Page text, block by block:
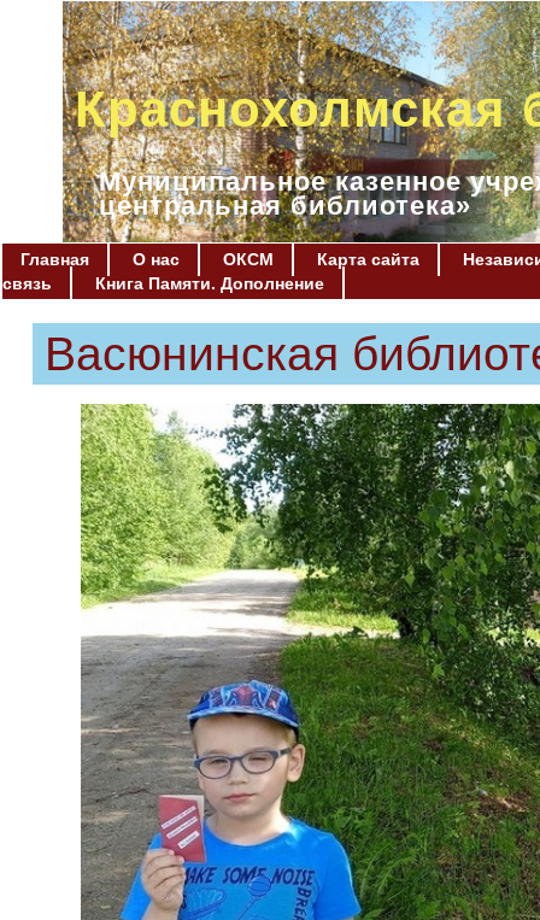
Краснохолмская
Муниципальное казенное
центральная библиотека»
Главная О нас ОКСМ Карта сайта
связь
Книга Памяти. Дополнение
Васюнинская